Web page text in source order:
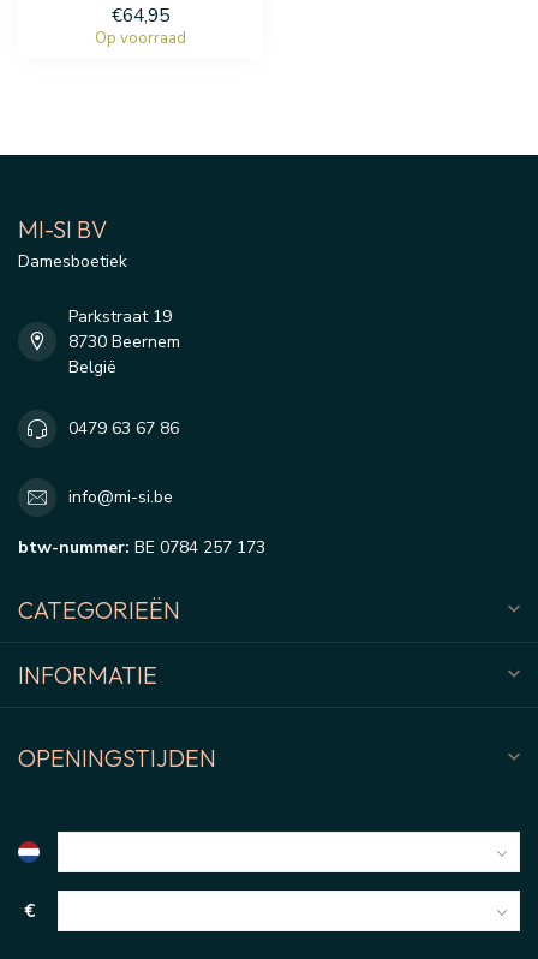
€64,95
Op voorraad
MI-SI BV
Damesboetiek
Parkstraat 19
8730 Beernem
België
0479 63 67 86
info@mi-si.be
btw-nummer: BE 0784 257 173
CATEGORIEËN
INFORMATIE
OPENINGSTIJDEN
€